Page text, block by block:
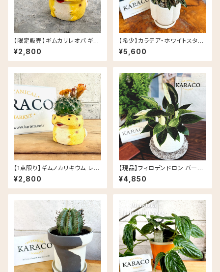
【限定販売】ギムカリレオパ ギム
ノカリキウム ミハノビッチ レオパ
ードゲッコー ヒョウモントカゲモ
ドキ レジン鉢
¥2,800
【希少】カラテア・ホワイトスター
5号 ロトンドポットL セラミック
鉢 鉢カラー/ホワイト
¥5,600
【1点限り】ギムノカリキウム レオ
パ 多肉植物 クラッスラ レオパー
ドゲッコー ヒョウモントカゲモド
キ レジン鉢
¥2,800
【現品】フィロデンドロン バーキ
ン 斑入り ナチュラルな陶器鉢(5
号相当)
¥4,850